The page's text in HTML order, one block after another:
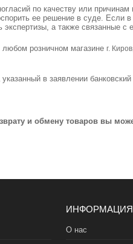
по качеству или
ее решение в суде. Если
экспертизы, а также связанные
розничном магазине г.
в заявлении
и обмену товаров вы
ИНФОРМАЦИЯ
О нас